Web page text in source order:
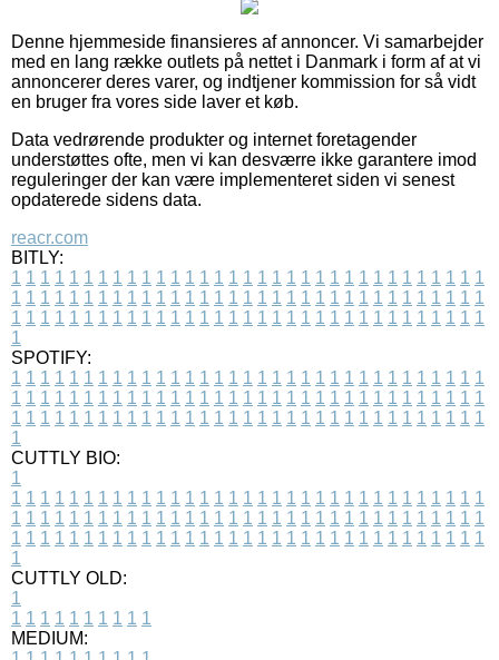
Denne hjemmeside finansieres af annoncer. Vi samarbejder
med en lang række outlets på nettet i Danmark i form af at vi
annoncerer deres varer, og indtjener kommission for så vidt
en bruger fra vores side laver et køb.
Data vedrørende produkter og internet foretagender
understøttes ofte, men vi kan desværre ikke garantere imod
reguleringer der kan være implementeret siden vi senest
opdaterede sidens data.
reacr.com
BITLY:
1 1 1 1 1 1 1 1 1 1 1 1 1 1 1 1 1 1 1 1 1 1 1 1 1 1 1 1 1 1 1 1 1
1 1 1 1 1 1 1 1 1 1 1 1 1 1 1 1 1 1 1 1 1 1 1 1 1 1 1 1 1 1 1 1 1
1 1 1 1 1 1 1 1 1 1 1 1 1 1 1 1 1 1 1 1 1 1 1 1 1 1 1 1 1 1 1 1 1
1
SPOTIFY:
1 1 1 1 1 1 1 1 1 1 1 1 1 1 1 1 1 1 1 1 1 1 1 1 1 1 1 1 1 1 1 1 1
1 1 1 1 1 1 1 1 1 1 1 1 1 1 1 1 1 1 1 1 1 1 1 1 1 1 1 1 1 1 1 1 1
1 1 1 1 1 1 1 1 1 1 1 1 1 1 1 1 1 1 1 1 1 1 1 1 1 1 1 1 1 1 1 1 1
1
CUTTLY BIO:
1
1 1 1 1 1 1 1 1 1 1 1 1 1 1 1 1 1 1 1 1 1 1 1 1 1 1 1 1 1 1 1 1 1
1 1 1 1 1 1 1 1 1 1 1 1 1 1 1 1 1 1 1 1 1 1 1 1 1 1 1 1 1 1 1 1 1
1 1 1 1 1 1 1 1 1 1 1 1 1 1 1 1 1 1 1 1 1 1 1 1 1 1 1 1 1 1 1 1 1
1
CUTTLY OLD:
1
1 1 1 1 1 1 1 1 1 1
MEDIUM: